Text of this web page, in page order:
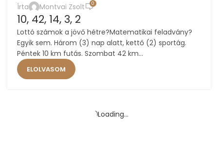
10
SZEPT
Írta Montvai Zsolt 0
10, 42, 14, 3, 2
Lottó számok a jövő hétre?Matematikai feladvány?
Egyik sem. Három (3) nap alatt, kettő (2) sportág.
Péntek 10 km futás. Szombat 42 km...
ELOLVASOM
Loading...